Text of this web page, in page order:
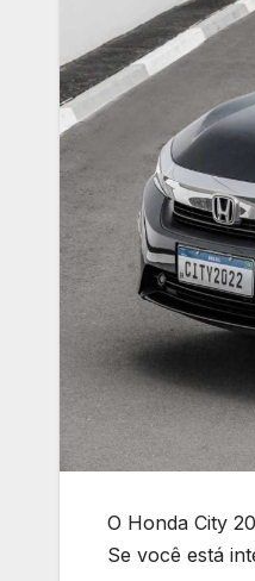
O Honda City
Se você está